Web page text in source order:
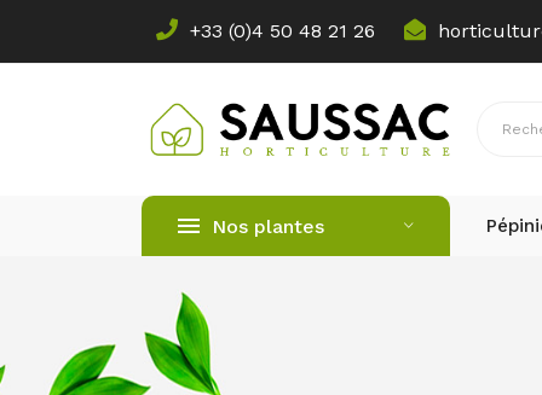
+33 (0)4 50 48 21 26​
Nos plantes